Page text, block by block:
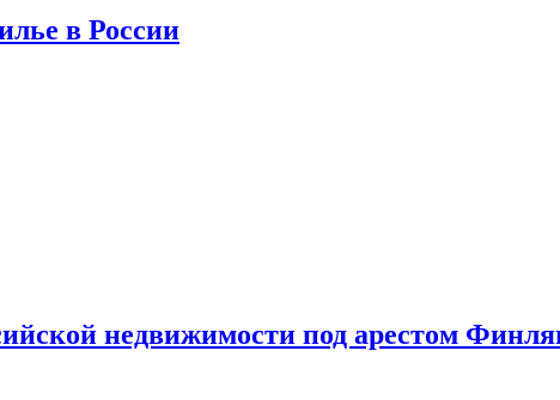
в России
недвижимости под арестом